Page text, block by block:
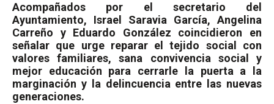
Acompañados por el secretario del
Ayuntamiento, Israel Saravia García, Angelina
Carreño y Eduardo González coincidieron en
señalar que urge reparar el tejido social con
valores familiares, sana convivencia social y
mejor educación para cerrarle la puerta a la
marginación y la delincuencia entre las nuevas
generaciones.